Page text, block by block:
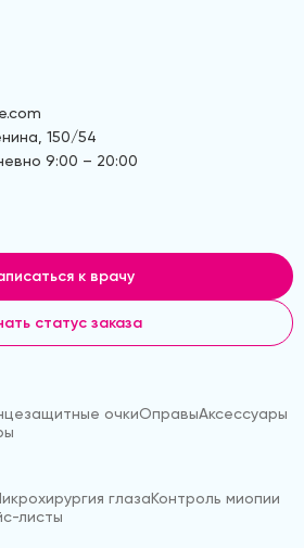
150/54
9:00 – 20:00
к врачу
статус заказа
очкиОправыАксессуары
глазаКонтроль миопии
листы